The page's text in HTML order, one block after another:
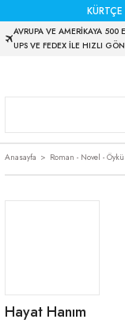
AVRUPA VE AMERİKAYA
UPS VE FEDEX İLE HIZLI
Anasayfa Roman - Novel - Öykü
Hayat Hanım